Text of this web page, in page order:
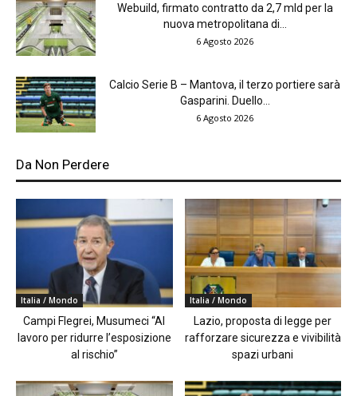
Webuild, firmato contratto da 2,7 mld per la
nuova metropolitana di...
6 Agosto 2026
Calcio Serie B – Mantova, il terzo portiere sarà
Gasparini. Duello...
6 Agosto 2026
Da Non Perdere
Italia / Mondo
Campi Flegrei, Musumeci “Al
lavoro per ridurre l’esposizione
al rischio”
Italia / Mondo
Lazio, proposta di legge per
rafforzare sicurezza e vivibilità
spazi urbani